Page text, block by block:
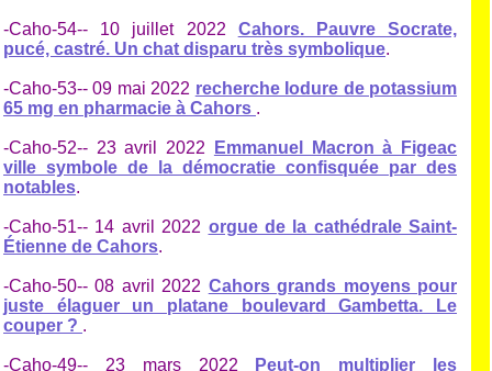
-Caho-54-- 10 juillet 2022 Cahors. Pauvre Socrate,
pucé, castré. Un chat disparu très symbolique.
-Caho-53-- 09 mai 2022 recherche Iodure de potassium
65 mg en pharmacie à Cahors .
-Caho-52-- 23 avril 2022
Emmanuel Macron à Figeac
ville symbole de la démocratie confisquée par des
notables.
-Caho-51-- 14 avril 2022 orgue de la cathédrale Saint-
Étienne de Cahors.
-Caho-50-- 08 avril 2022 Cahors grands moyens pour
juste élaguer un platane boulevard Gambetta. Le
couper ? .
-Caho-49-- 23 mars 2022 Peut-on multiplier les